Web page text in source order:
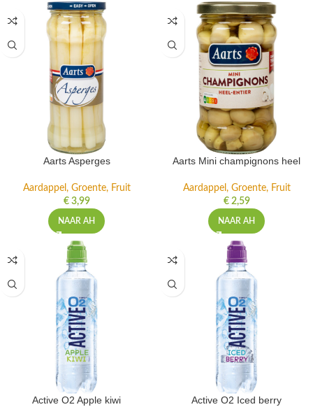
Aarts Asperges
Aardappel, Groente, Fruit
€3,99
NAAR AH
Aarts Mini champignons heel
Aardappel, Groente, Fruit
€2,59
NAAR AH
Active O2 Apple kiwi Active O2 Iced berry